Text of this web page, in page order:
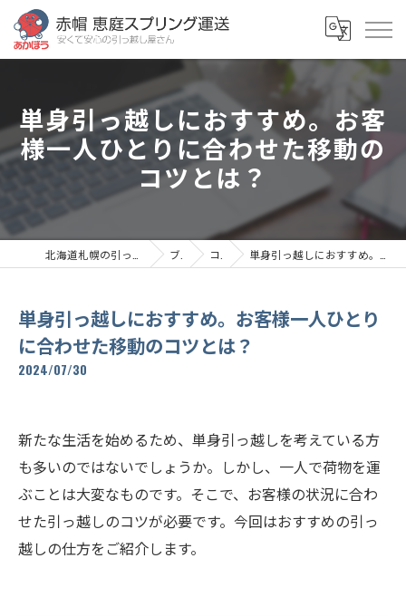
単身引っ越しにおすすめ。お客
様一人ひとりに合わせた移動の
コツとは？
ブログ コラム 単身引っ越しにおすすめ。お客様一人ひとりに合わせた移動のコツとは？
単身引っ越しにおすすめ。お客様一人ひとり
に合わせた移動のコツとは？
2024/07/30
新たな生活を始めるため、単身引っ越しを考えている方
も多いのではないでしょうか。しかし、一人で荷物を運
ぶことは大変なものです。そこで、お客様の状況に合わ
せた引っ越しのコツが必要です。今回はおすすめの引っ
越しの仕方をご紹介します。